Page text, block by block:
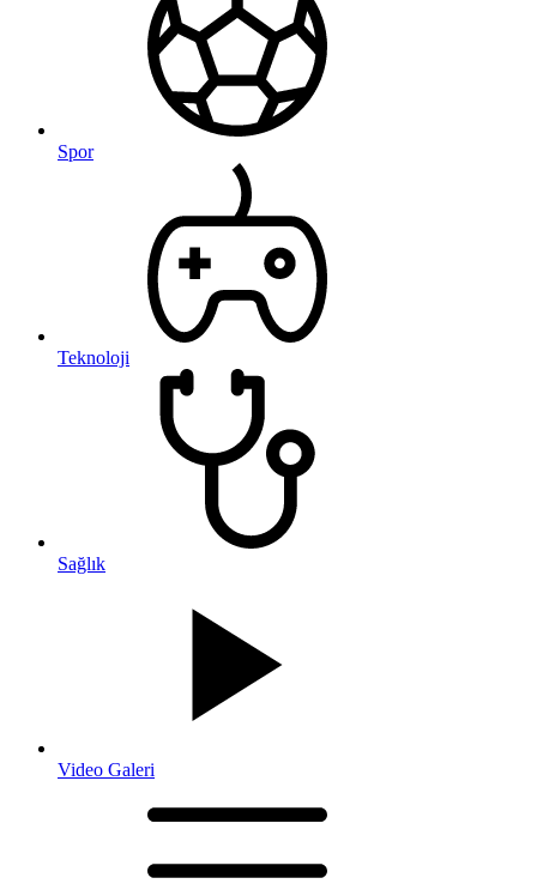
Spor
Teknoloji
Sağlık
Video Galeri